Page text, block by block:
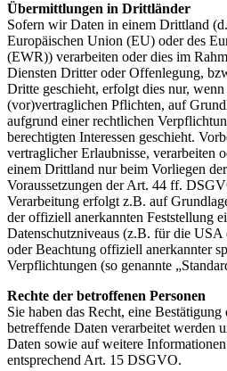
Übermittlungen in Drittländer
Sofern wir Daten in einem Drittland
Europäischen Union (EU) oder des
(EWR)) verarbeiten oder dies im
Diensten Dritter oder Offenlegung,
Dritte geschieht, erfolgt dies nur,
(vor)vertraglichen Pflichten, auf
aufgrund einer rechtlichen
berechtigten Interessen geschieht.
vertraglicher Erlaubnisse, verarbeiten
einem Drittland nur beim Vorliegen
Voraussetzungen der Art. 44 ff.
Verarbeitung erfolgt z.B. auf
der offiziell anerkannten Feststellung
Datenschutzniveaus (z.B. für die USA
oder Beachtung offiziell anerkannter
Verpflichtungen (so genannte
Rechte der betroffenen Personen
Sie haben das Recht, eine
betreffende Daten verarbeitet werden
Daten sowie auf weitere
entsprechend Art. 15 DSGVO.